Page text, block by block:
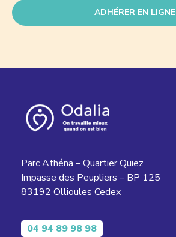
ADHÉRER EN LIGNE
Parc Athéna – Quartier Quiez
Impasse des Peupliers – BP 125
83192 Ollioules Cedex
04 94 89 98 98